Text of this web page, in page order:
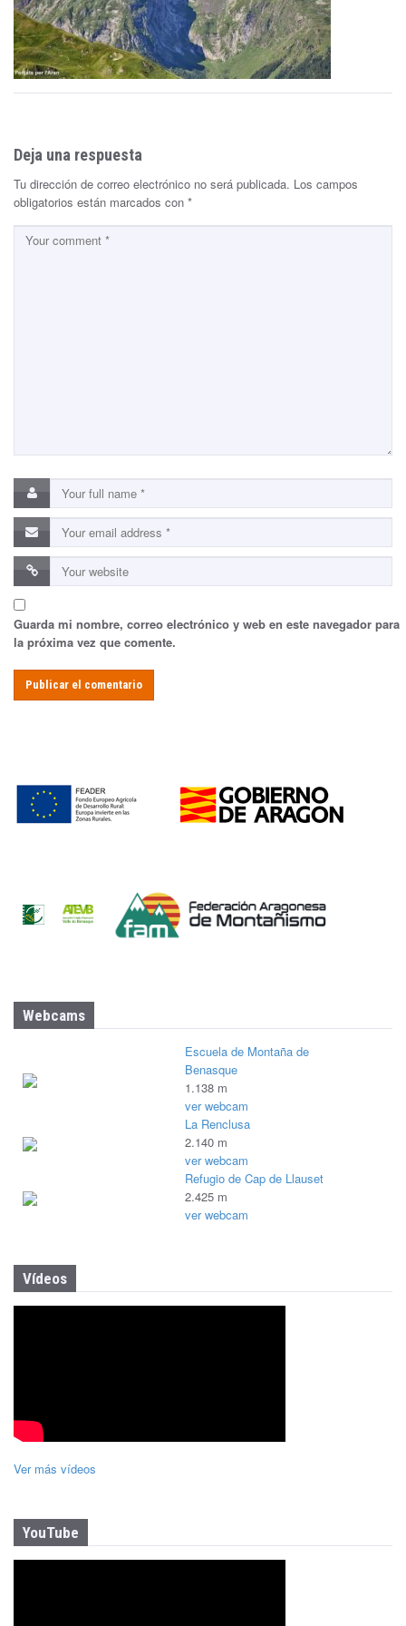
Deja una respuesta
Tu dirección de correo electrónico no será publicada. Los campos
obligatorios están marcados con *
Guarda mi nombre, correo electrónico y web en este navegador para
la próxima vez que comente.
Webcams
Escuela de Montaña de
Benasque
1.138 m
ver webcam
La Renclusa
2.140 m
ver webcam
Refugio de Cap de Llauset
2.425 m
ver webcam
Vídeos
Ver más vídeos
YouTube